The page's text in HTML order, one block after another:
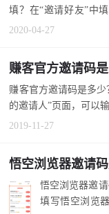
填？在“邀请好友”中
获...
2020-04-27
赚客官方邀请码
赚客官方邀请码是多少
的邀请人”页面，可以
2019-11-27
悟空浏览器邀请
悟空浏览器邀
填写悟空浏览